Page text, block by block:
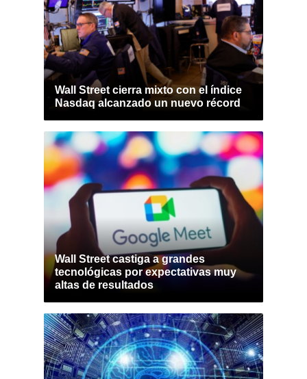
Wall Street cierra mixto con el índice
Nasdaq alcanzado un nuevo récord
Wall Street castiga a grandes
tecnológicas por expectativas muy
altas de resultados